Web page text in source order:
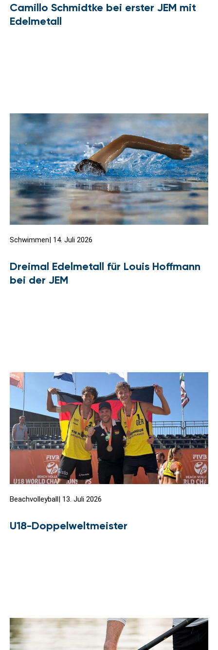
Camillo Schmidtke bei erster JEM mit
Edelmetall
Schwimmen 14. Juli 2026
Dreimal Edelmetall für Louis Hoffmann
bei der JEM
Beachvolleyball| 13. Juli 2026
U18-Doppelweltmeister